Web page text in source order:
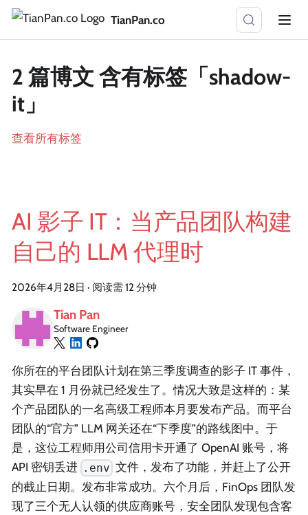
TianPan.co
2 篇博文 含有标签「shadow-
it」
查看所有标签
AI 影子 IT：当产品团队构建
自己的 LLM 代理时
2026年4月28日 · 阅读需 12 分钟
Tian Pan
Software Engineer
你所在的平台团队计划在第三季度调查的影子 IT 事件，
其实早在 1 月份就已经发生了。情况大致是这样的：某
个产品团队的一名高级工程师本月要发布产品。而平台
团队的“官方” LLM 网关还在“下季度”的路线图中。于
是，这位工程师用公司信用卡开通了 OpenAI 账号，将
API 密钥丢进 .env 文件，发布了功能，并赶上了公开
的截止日期。发布非常成功。六个月后，FinOps 团队发
现了三个无人认领的供应商账号，安全团队发现包含客